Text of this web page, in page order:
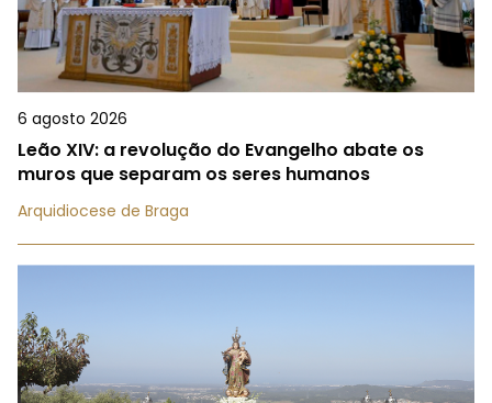
6 agosto 2026
Leão XIV: a revolução do Evangelho abate os
muros que separam os seres humanos
Arquidiocese de Braga